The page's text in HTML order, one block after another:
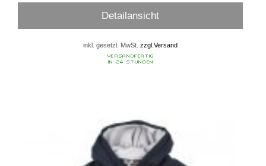
Detailansicht
inkl. gesetzl. MwSt.zzgl.Versand